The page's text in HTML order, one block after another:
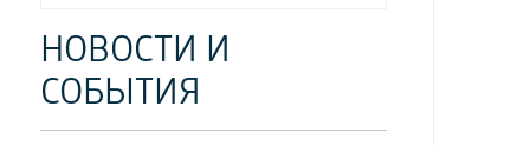
НОВОСТИ И
СОБЫТИЯ